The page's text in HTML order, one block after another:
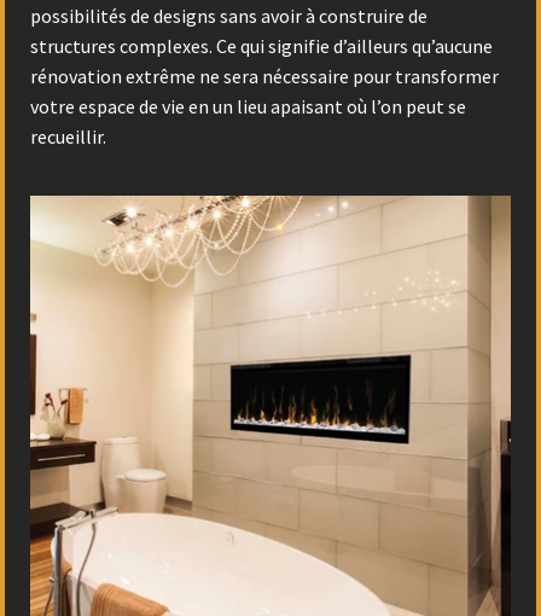
possibilités de designs sans avoir à construire de
structures complexes. Ce qui signifie d’ailleurs qu’aucune
rénovation extrême ne sera nécessaire pour transformer
votre espace de vie en un lieu apaisant où l’on peut se
recueillir.